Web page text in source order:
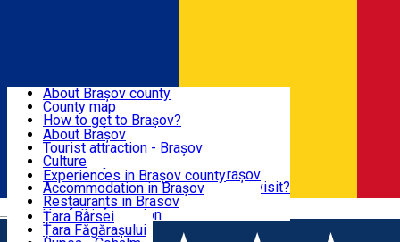
Română
BRAȘOV
EXPERIENCES
DESTINATIONS
NATURE
About Brașov county
County map
How to get to Brașov?
Tourist Information Centers
Tourist Guides
Brașov Tourism Recommendations
Historical tourist attractions
What would a local recommend to visit?
Tourism news Brașov
Restaurants
About Brașov
Tourist attraction - Brașov
Culture
Tourist Information Center - Brașov
Accommodation in Brașov
Restaurants in Brasov
Usefull information
Experiences in Brașov county
Țara Bârsei
Țara Făgărașului